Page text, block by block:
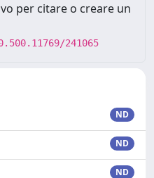
per citare o creare un
241065
ND
ND
ND